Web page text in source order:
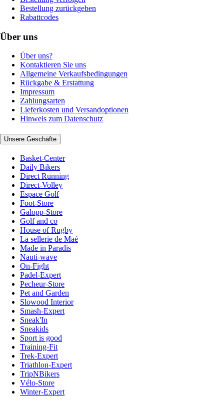
Bestellung zurückgeben
Rabattcodes
Über uns
Über uns?
Kontaktieren Sie uns
Allgemeine Verkaufsbedingungen
Rückgabe & Erstattung
Impressum
Zahlungsarten
Lieferkosten und Versandoptionen
Hinweis zum Datenschutz
Unsere Geschäfte
Basket-Center
Daily Bikers
Direct Running
Direct-Volley
Espace Golf
Foot-Store
Galopp-Store
Golf and co
House of Rugby
La sellerie de Maé
Made in Paradis
Nauti-wave
On-Fight
Padel-Expert
Pecheur-Store
Pet and Garden
Slowood Interior
Smash-Expert
Sneak'In
Sneakids
Sport is good
Training-Fit
Trek-Expert
Triathlon-Expert
TripNBikers
Vélo-Store
Winter-Expert